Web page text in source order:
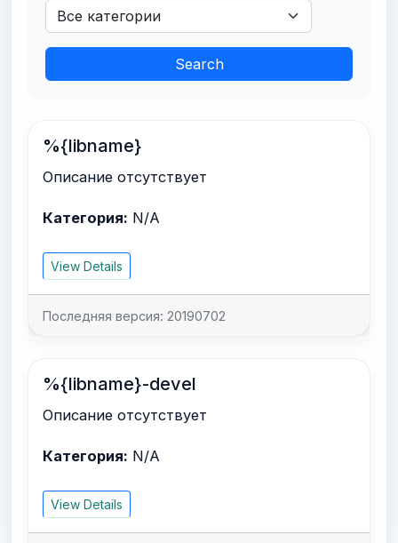
Search
%{libname}
Описание отсутствует
Категория: N/A
View Details
Последняя версия: 20190702
%{libname}-devel
Описание отсутствует
Категория: N/A
View Details